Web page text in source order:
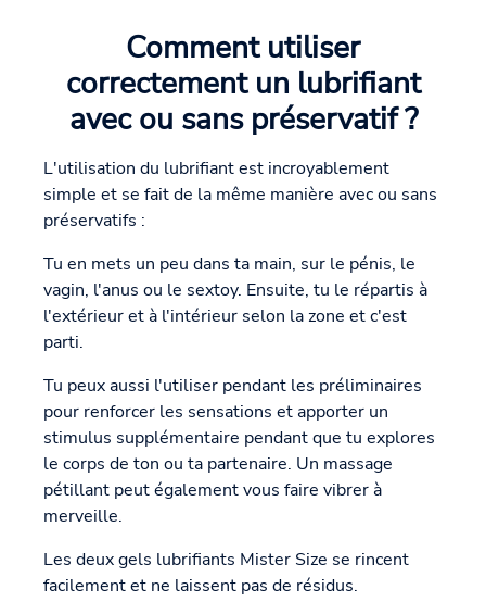
Comment utiliser
correctement un lubrifiant
avec ou sans préservatif ?
L'utilisation du lubrifiant est incroyablement
simple et se fait de la même manière avec ou sans
préservatifs :
Tu en mets un peu dans ta main, sur le pénis, le
vagin, l'anus ou le sextoy. Ensuite, tu le répartis à
l'extérieur et à l'intérieur selon la zone et c'est
parti.
Tu peux aussi l'utiliser pendant les préliminaires
pour renforcer les sensations et apporter un
stimulus supplémentaire pendant que tu explores
le corps de ton ou ta partenaire. Un massage
pétillant peut également vous faire vibrer à
merveille.
Les deux gels lubrifiants Mister Size se rincent
facilement et ne laissent pas de résidus.